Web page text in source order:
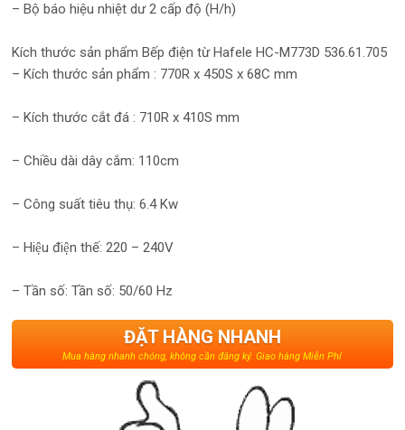
– Bộ báo hiệu nhiệt dư 2 cấp độ (H/h)
Kích thước sản phẩm Bếp điện từ Hafele HC-M773D 536.61.705
– Kích thước sản phẩm : 770R x 450S x 68C mm
– Kích thước cắt đá : 710R x 410S mm
– Chiều dài dây cắm: 110cm
– Công suất tiêu thụ: 6.4 Kw
– Hiệu điện thế: 220 – 240V
– Tần số: Tần số: 50/60 Hz
ĐẶT HÀNG NHANH
Mua hàng nhanh chóng, không cần đăng ký. Giao hàng Miễn Phí